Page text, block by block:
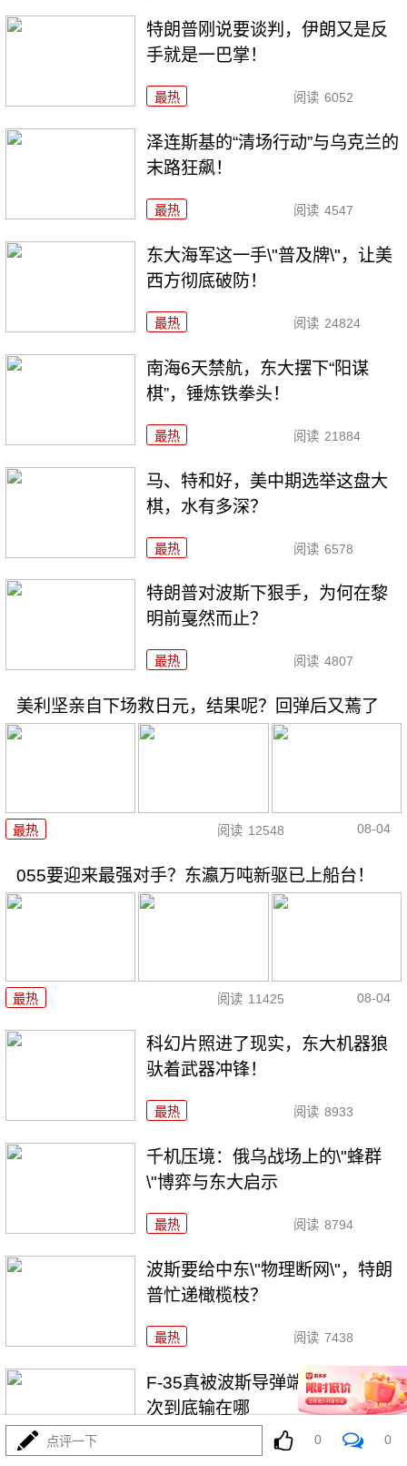
特朗普刚说要谈判，伊朗又是反
手就是一巴掌！
最热 阅读 6052
泽连斯基的“清场行动”与乌克兰的
末路狂飙！
最热 阅读 4547
东大海军这一手\"普及牌\"，让美
西方彻底破防！
最热 阅读 24824
南海6天禁航，东大摆下“阳谋
棋”，锤炼铁拳头！
最热 阅读 21884
马、特和好，美中期选举这盘大
棋，水有多深？
最热 阅读 6578
特朗普对波斯下狠手，为何在黎
明前戛然而止？
最热 阅读 4807
美利坚亲自下场救日元，结果呢？回弹后又蔫了
最热 阅读 12548 08-04
055要迎来最强对手？东瀛万吨新驱已上船台！
最热 阅读 11425 08-04
科幻片照进了现实，东大机器狼
驮着武器冲锋！
最热 阅读 8933
千机压境：俄乌战场上的\"蜂群
\"博弈与东大启示
最热 阅读 8794
波斯要给中东\"物理断网\"，特朗
普忙递橄榄枝？
最热 阅读 7438
F-35真被波斯导弹端了！美军这
次到底输在哪
7202
点评一下 0 0